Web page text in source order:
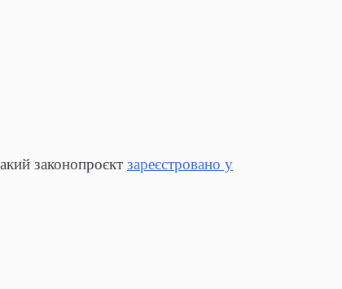
законопроєкт зареєстровано у